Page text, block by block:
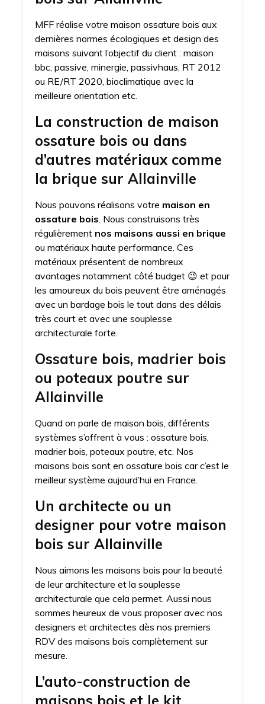
MFF réalise votre maison ossature bois aux
dernières normes écologiques et design des
maisons suivant l’objectif du client : maison
bbc, passive, minergie, passivhaus, RT 2012
ou RE/RT 2020, bioclimatique avec la
meilleure orientation etc.
La construction de maison
ossature bois ou dans
d’autres matériaux comme
la brique sur Allainville
Nous pouvons réalisons votre maison en
ossature bois. Nous construisons très
régulièrement nos maisons aussi en brique
ou matériaux haute performance. Ces
matériaux présentent de nombreux
avantages notamment côté budget 😉 et pour
les amoureux du bois peuvent être aménagés
avec un bardage bois le tout dans des délais
très court et avec une souplesse
architecturale forte.
Ossature bois, madrier bois
ou poteaux poutre sur
Allainville
Quand on parle de maison bois, différents
systèmes s’offrent à vous : ossature bois,
madrier bois, poteaux poutre, etc. Nos
maisons bois sont en ossature bois car c’est le
meilleur système aujourd’hui en France.
Un architecte ou un
designer pour votre maison
bois sur Allainville
Nous aimons les maisons bois pour la beauté
de leur architecture et la souplesse
architecturale que cela permet. Aussi nous
sommes heureux de vous proposer avec nos
designers et architectes dès nos premiers
RDV des maisons bois complètement sur
mesure.
L’auto-construction de
maisons bois et le kit